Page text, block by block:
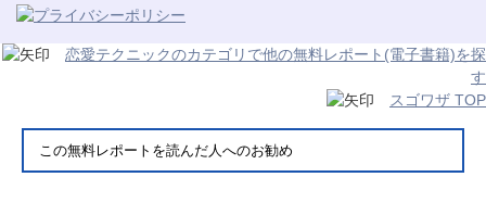
恋愛テクニックのカテゴリで他の無料レポート(電子書籍)を探
す
スゴワザ TOP
この無料レポートを読んだ人へのお勧め